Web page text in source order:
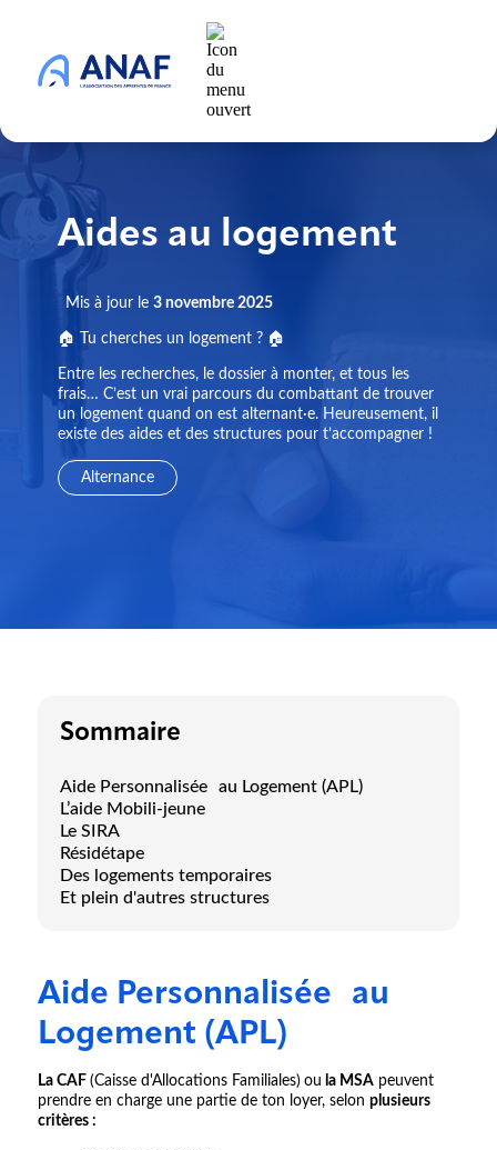
Aides au logement
Mis à jour le 3 novembre 2025
🏠 Tu cherches un logement ? 🏠
Entre les recherches, le dossier à monter, et tous les
frais… C’est un vrai parcours du combattant de trouver
un logement quand on est alternant·e. Heureusement, il
existe des aides et des structures pour t’accompagner !
Alternance
Sommaire
Aide Personnalisée au Logement (APL)
L’aide Mobili-jeune
Le SIRA
Résidétape
Des logements temporaires
Et plein d'autres structures
Aide Personnalisée au
Logement (APL)
La CAF (Caisse d'Allocations Familiales) ou la MSApeuvent
prendre en charge une partie de ton loyer, selon plusieurs
critères :